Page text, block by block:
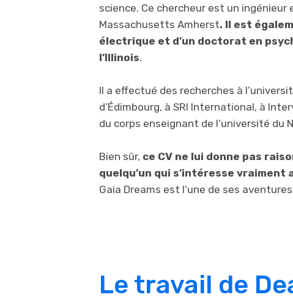
science. Ce chercheur est un
Massachusetts Amherst. Il est
électrique et d’un doctorat en
l’Illinois.
Il a effectué des recherches à
d’Édimbourg, à SRI International, à
du corps enseignant de l’université du
Bien sûr, ce CV ne lui donne pas
quelqu’un qui s’intéresse vraiment
Gaia Dreams est l’une de ses
Le travail de